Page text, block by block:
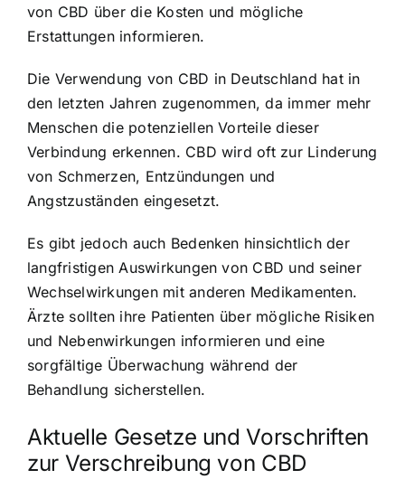
von CBD über die Kosten und mögliche
Erstattungen informieren.
Die Verwendung von CBD in Deutschland hat in
den letzten Jahren zugenommen, da immer mehr
Menschen die potenziellen Vorteile dieser
Verbindung erkennen. CBD wird oft zur Linderung
von Schmerzen, Entzündungen und
Angstzuständen eingesetzt.
Es gibt jedoch auch Bedenken hinsichtlich der
langfristigen Auswirkungen von CBD und seiner
Wechselwirkungen mit anderen Medikamenten.
Ärzte sollten ihre Patienten über mögliche Risiken
und Nebenwirkungen informieren und eine
sorgfältige Überwachung während der
Behandlung sicherstellen.
Aktuelle Gesetze und Vorschriften
zur Verschreibung von CBD